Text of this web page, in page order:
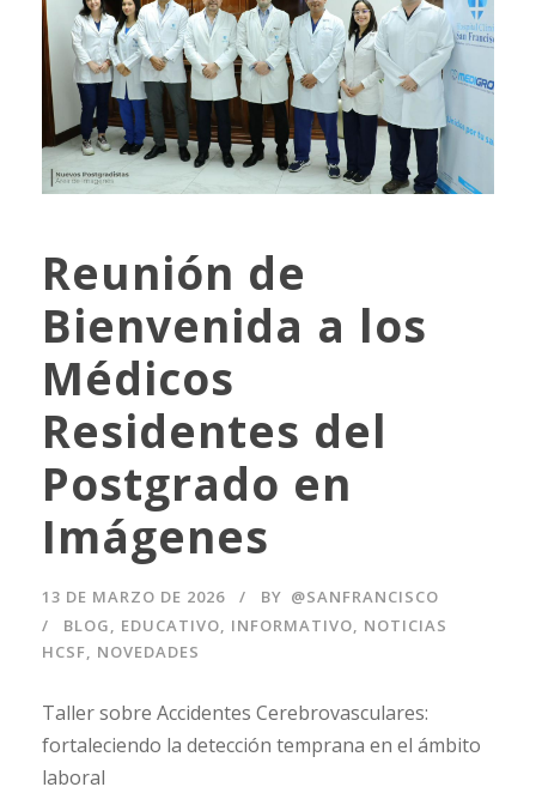
Reunión de
Bienvenida a los
Médicos
Residentes del
Postgrado en
Imágenes
13 DE MARZO DE 2026 BY @SANFRANCISCO
BLOG, EDUCATIVO, INFORMATIVO, NOTICIAS
HCSF, NOVEDADES
Taller sobre Accidentes Cerebrovasculares:
fortaleciendo la detección temprana en el ámbito
laboral